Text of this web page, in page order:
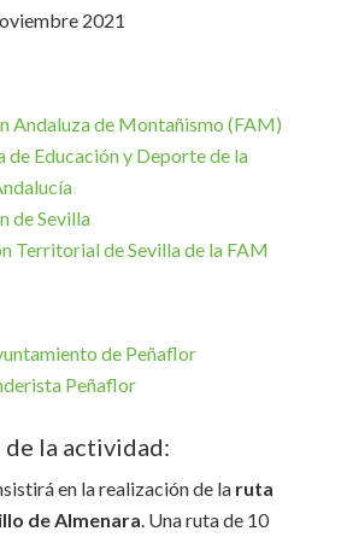
2021
Andaluza de Montañismo (FAM)
de Educación y Deporte de la
de Sevilla
Territorial de Sevilla de la FAM
de Peñaflor
Peñaflor
la actividad:
en la realización de la ruta
de Almenara . Una ruta de 10